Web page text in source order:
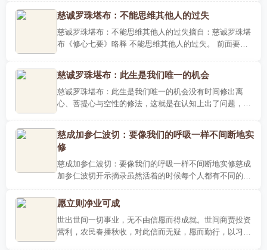
慈诚罗珠堪布：不能思维其他人的过失
慈诚罗珠堪布：不能思维其他人的过失摘自：慈诚罗珠堪
布《修心七要》略释 不能思维其他人的过失。 前面要
慈诚罗珠堪布：此生是我们唯一的机会
慈诚罗珠堪布：此生是我们唯一的机会没有时间修出离
心、菩提心与空性的修法，这就是在认知上出了问题，我
慈成加参仁波切：要像我们的呼吸一样不间断地实
修
慈成加参仁波切：要像我们的呼吸一样不间断地实修慈成
加参仁波切开示摘录虽然活着的时候每个人都有不同的计
的事，死亡..
愿立则净业可成
世出世间一切事业，无不由信愿而得成就。世间商贾投资
营利，农民春播秋收，对此信而无疑，愿而勤行，以习见